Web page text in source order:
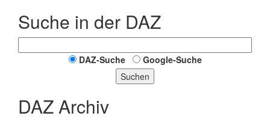
Suche in der DAZ
DAZ-Suche
Google-Suche
Suchen
DAZ Archiv